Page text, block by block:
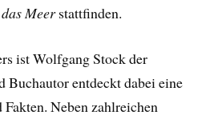
Meerstattfinden.
ist Wolfgang Stock der
Buchautor entdeckt dabei eine
Neben zahlreichen